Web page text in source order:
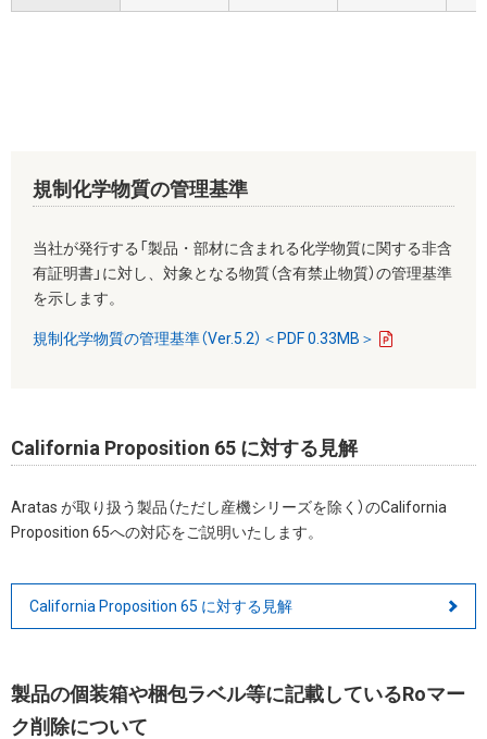
規制化学物質の管理基準
当社が発行する「製品・部材に含まれる化学物質に関する非含
有証明書」に対し、対象となる物質（含有禁止物質）の管理基準
を示します。
規制化学物質の管理基準（Ver.5.2）＜PDF 0.33MB＞
California Proposition 65 に対する見解
Aratas が取り扱う製品（ただし産機シリーズを除く）のCalifornia
Proposition 65への対応をご説明いたします。
California Proposition 65 に対する見解
製品の個装箱や梱包ラベル等に記載しているRoマー
ク削除について